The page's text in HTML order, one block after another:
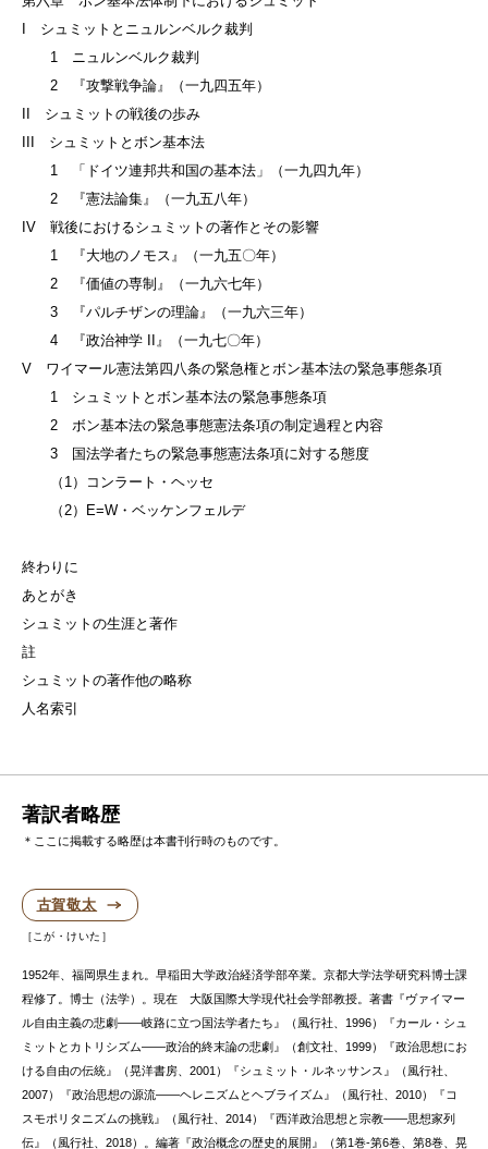
I シュミットとニュルンベルク裁判
1 ニュルンベルク裁判
2 『攻撃戦争論』（一九四五年）
II シュミットの戦後の歩み
III シュミットとボン基本法
1 「ドイツ連邦共和国の基本法」（一九四九年）
2 『憲法論集』（一九五八年）
IV 戦後におけるシュミットの著作とその影響
1 『大地のノモス』（一九五〇年）
2 『価値の専制』（一九六七年）
3 『パルチザンの理論』（一九六三年）
4 『政治神学 II』（一九七〇年）
V ワイマール憲法第四八条の緊急権とボン基本法の緊急事態条項
1 シュミットとボン基本法の緊急事態条項
2 ボン基本法の緊急事態憲法条項の制定過程と内容
3 国法学者たちの緊急事態憲法条項に対する態度
（1）コンラート・ヘッセ
（2）E=W・ベッケンフェルデ
終わりに
あとがき
シュミットの生涯と著作
註
シュミットの著作他の略称
人名索引
著訳者略歴
＊ここに掲載する略歴は本書刊行時のものです。
古賀敬太
こが・けいた
1952年、福岡県生まれ。早稲田大学政治経済学部卒業。京都大学法学研究科博士課
程修了。博士（法学）。現在 大阪国際大学現代社会学部教授。著書『ヴァイマー
ル自由主義の悲劇——岐路に立つ国法学者たち』（風行社、1996）『カール・シュ
ミットとカトリシズム——政治的終末論の悲劇』（創文社、1999）『政治思想にお
ける自由の伝統』（晃洋書房、2001）『シュミット・ルネッサンス』（風行社、
2007）『政治思想の源流——ヘレニズムとヘブライズム』（風行社、2010）『コ
スモポリタニズムの挑戦』（風行社、2014）『西洋政治思想と宗教——思想家列
伝』（風行社、2018）。編著『政治概念の歴史的展開』（第1巻-第6巻、第8巻、晃